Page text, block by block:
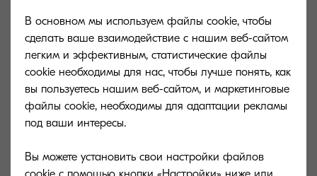
Engine speed
До 45 страниц формата A4 в минуту.
Двусторонняя печать: 22,5 страниц
формата A4 в минуту. Двустороннее
сканирование: 22,5 страниц формата
A4 в минуту.
Warm-up time
В основном мы используем файлы cookie, чтобы
сделать ваше взаимодействие с нашим веб-сайтом
легким и эффективным, статистические файлы
cookie необходимы для нас, чтобы лучше понять, как
вы пользуетесь нашим веб-сайтом, и маркетинговые
файлы cookie, необходимы для адаптации рекламы
под ваши интересы.
Вы можете установить свои настройки файлов